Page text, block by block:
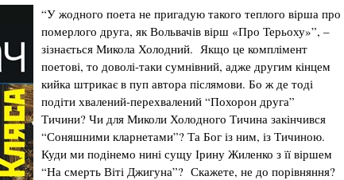
“У жодного поета не пригадую такого теплого вірша про
померлого друга, як Вольвачів вірш «Про Терьоху»”, –
зізнається Микола Холодний. Якщо це комплімент
поетові, то доволі-таки сумнівний, адже другим кінцем
кийка штрикає в пуп автора післямови. Бо ж де тоді
подіти хвалений-перехвалений “Похорон друга”
Тичини? Чи для Миколи Холодного Тичина закінчився
“Соняшними кларнетами”? Та Бог із ним, із Тичиною.
Куди ми подінемо нині сущу Ірину Жиленко з її віршем
“На смерть Віті Джигуна”? Скажете, не до порівняння?